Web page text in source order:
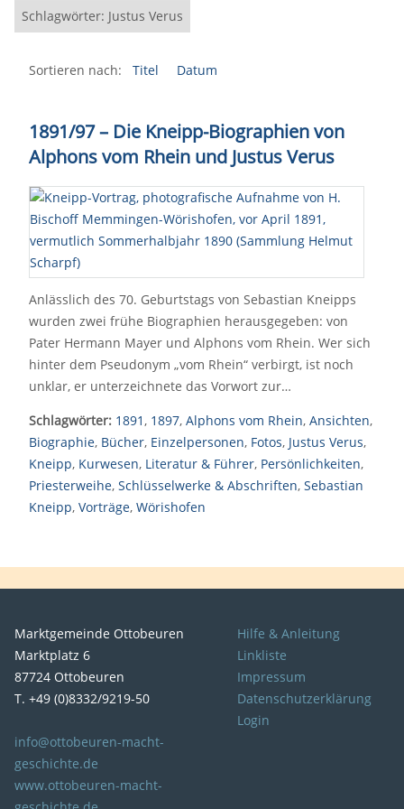
Schlagwörter: Justus Verus
Sortieren nach: Titel Datum
1891/97– Die Kneipp-Biographien von
Alphons vom Rhein und Justus Verus
Anlässlich des 70. Geburtstags von Sebastian Kneipps
wurden zwei frühe Biographien herausgegeben: von
Pater Hermann Mayer und Alphons vom Rhein. Wer sich
hinter dem Pseudonym „vom Rhein“ verbirgt, ist noch
unklar, er unterzeichnete das Vorwort zur…
Schlagwörter: 1891, 1897, Alphons vom Rhein, Ansichten,
Biographie, Bücher, Einzelpersonen, Fotos, Justus Verus,
Kneipp, Kurwesen, Literatur & Führer, Persönlichkeiten,
Priesterweihe, Schlüsselwerke & Abschriften, Sebastian
Kneipp, Vorträge, Wörishofen
Marktgemeinde Ottobeuren
Marktplatz 6
87724 Ottobeuren
T. +49 (0)8332/9219-50
info@ottobeuren-macht-
geschichte.de
www.ottobeuren-macht-
Hilfe & Anleitung
Linkliste
Impressum
Datenschutzerklärung
Login